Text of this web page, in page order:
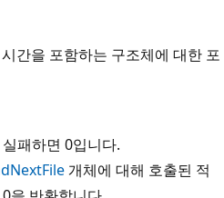
간을 포함하는 구조체에 대한 포
패하면 0입니다.
개체에 대해 호출된 적